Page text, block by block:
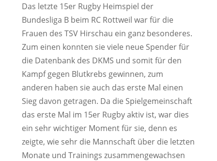
Das letzte 15er Rugby Heimspiel der
Bundesliga B beim RC Rottweil war für die
Frauen des TSV Hirschau ein ganz besonderes.
Zum einen konnten sie viele neue Spender für
die Datenbank des DKMS und somit für den
Kampf gegen Blutkrebs gewinnen, zum
anderen haben sie auch das erste Mal einen
Sieg davon getragen. Da die Spielgemeinschaft
das erste Mal im 15er Rugby aktiv ist, war dies
ein sehr wichtiger Moment für sie, denn es
zeigte, wie sehr die Mannschaft über die letzten
Monate und Trainings zusammengewachsen